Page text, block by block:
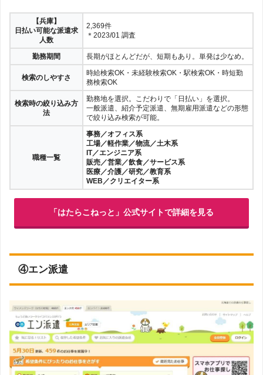
【兵庫】
日払い可能な派遣求
人数
2,369件
＊2023/01 調査
勤務期間 長期がほとんどだが、短期もあり。単発は少なめ。
検索のしやすさ
時給検索OK・未経験検索OK・駅検索OK・時短勤
務検索OK
検索時の絞り込み方
法
勤務地を選択。こだわりで「日払い」を選択。
一般派遣、紹介予定派遣、無期雇用派遣などの形態
で絞り込み検索が可能。
職種一覧
事務／オフィス系
工場／軽作業／物流／土木系
IT／エンジニア系
販売／営業／飲食／サービス系
医療／介護／研究／教育系
WEB／クリエイター系
「はたらこねっと」公式サイトで詳細を見る
④エン派遣